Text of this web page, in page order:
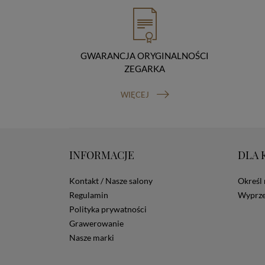
GWARANCJA ORYGINALNOŚCI
ZEGARKA
WIĘCEJ
INFORMACJE
Kontakt / Nasze salony
Regulamin
Polityka prywatności
Grawerowanie
Nasze marki
DLA
Określ